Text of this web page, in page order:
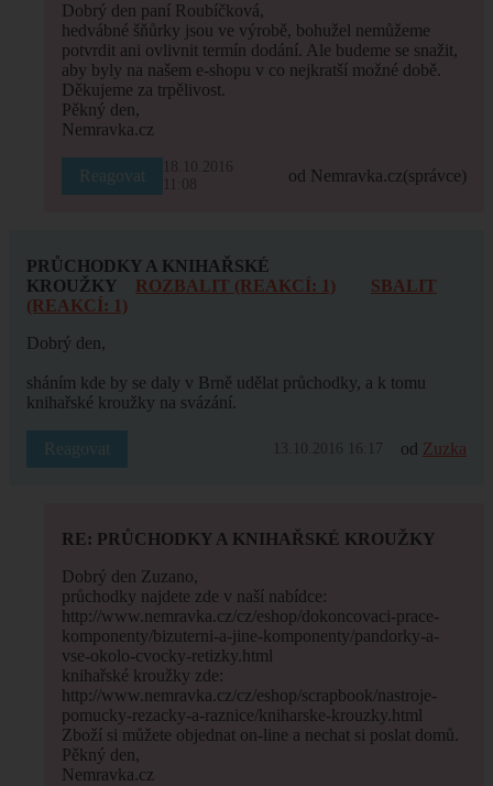
Dobrý den paní Roubíčková,
hedvábné šňůrky jsou ve výrobě, bohužel nemůžeme
potvrdit ani ovlivnit termín dodání. Ale budeme se snažit,
aby byly na našem e-shopu v co nejkratší možné době.
Děkujeme za trpělivost.
Pěkný den,
Nemravka.cz
Reagovat
18.10.2016
11:08
od Nemravka.cz(správce)
PRŮCHODKY A KNIHAŘSKÉ
KROUŽKY
ROZBALIT (REAKCÍ: 1)
SBALIT
(REAKCÍ: 1)
Dobrý den,
sháním kde by se daly v Brně udělat průchodky, a k tomu
knihařské kroužky na svázání.
Reagovat 13.10.2016 16:17 od Zuzka
RE: PRŮCHODKY A KNIHAŘSKÉ KROUŽKY
Dobrý den Zuzano,
průchodky najdete zde v naší nabídce:
http://www.nemravka.cz/cz/eshop/dokoncovaci-prace-
komponenty/bizuterni-a-jine-komponenty/pandorky-a-
vse-okolo-cvocky-retizky.html
knihařské kroužky zde:
http://www.nemravka.cz/cz/eshop/scrapbook/nastroje-
pomucky-rezacky-a-raznice/kniharske-krouzky.html
Zboží si můžete objednat on-line a nechat si poslat domů.
Pěkný den,
Nemravka.cz